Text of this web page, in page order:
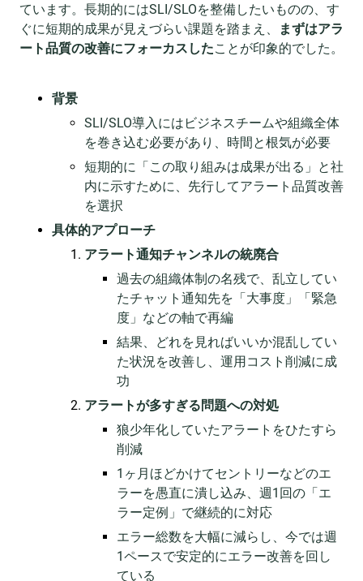
ています。長期的にはSLI/SLOを整備したいものの、す
ぐに短期的成果が見えづらい課題を踏まえ、
まずはアラ
ート品質の改善にフォーカスしたことが印象的でした。
背景
SLI/SLO導入にはビジネスチームや組織全体
を巻き込む必要があり、時間と根気が必要
短期的に「この取り組みは成果が出る」と社
内に示すために、先行してアラート品質改善
を選択
具体的アプローチ
アラート通知チャンネルの統廃合
過去の組織体制の名残で、乱立してい
たチャット通知先を「大事度」「緊急
度」などの軸で再編
結果、どれを見ればいいか混乱してい
た状況を改善し、運用コスト削減に成
功
アラートが多すぎる問題への対処
狼少年化していたアラートをひたすら
削減
1ヶ月ほどかけてセントリーなどのエ
ラーを愚直に潰し込み、週1回の「エ
ラー定例」で継続的に対応
エラー総数を大幅に減らし、今では週
1ペースで安定的にエラー改善を回し
ている